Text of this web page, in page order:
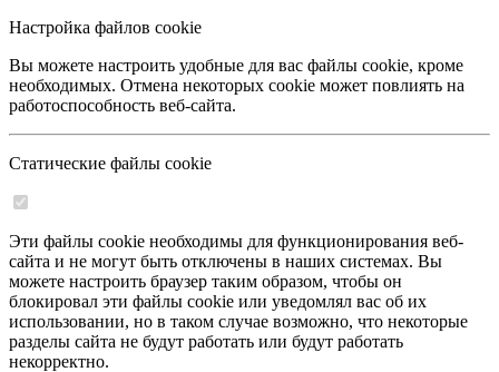
Настройка файлов cookie
Вы можете настроить удобные для вас файлы cookie, кроме
необходимых. Отмена некоторых cookie может повлиять на
работоспособность веб-сайта.
Статические файлы cookie
Эти файлы cookie необходимы для функционирования веб-
сайта и не могут быть отключены в наших системах. Вы
можете настроить браузер таким образом, чтобы он
блокировал эти файлы cookie или уведомлял вас об их
использовании, но в таком случае возможно, что некоторые
разделы сайта не будут работать или будут работать
некорректно.